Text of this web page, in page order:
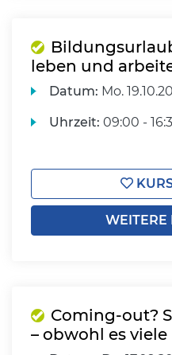
leben und
Datum: Mo.
Uhrzeit: 09:00 -
WEITERE
Coming-out?
– obwohl es